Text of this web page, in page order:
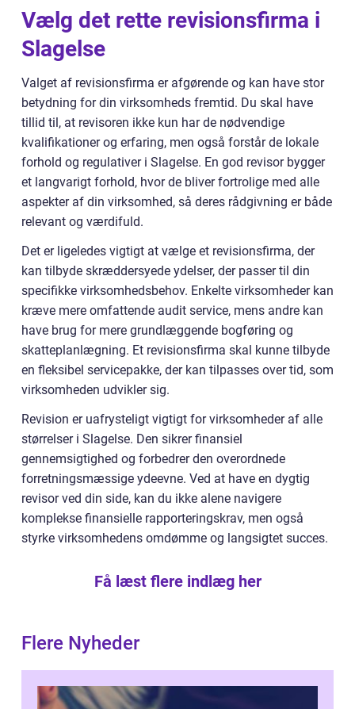
Vælg det rette revisionsfirma i
Slagelse
Valget af revisionsfirma er afgørende og kan have stor
betydning for din virksomheds fremtid. Du skal have
tillid til, at revisoren ikke kun har de nødvendige
kvalifikationer og erfaring, men også forstår de lokale
forhold og regulativer i Slagelse. En god revisor bygger
et langvarigt forhold, hvor de bliver fortrolige med alle
aspekter af din virksomhed, så deres rådgivning er både
relevant og værdifuld.
Det er ligeledes vigtigt at vælge et revisionsfirma, der
kan tilbyde skræddersyede ydelser, der passer til din
specifikke virksomhedsbehov. Enkelte virksomheder kan
kræve mere omfattende audit service, mens andre kan
have brug for mere grundlæggende bogføring og
skatteplanlægning. Et revisionsfirma skal kunne tilbyde
en fleksibel servicepakke, der kan tilpasses over tid, som
virksomheden udvikler sig.
Revision er uafrysteligt vigtigt for virksomheder af alle
størrelser i Slagelse. Den sikrer finansiel
gennemsigtighed og forbedrer den overordnede
forretningsmæssige ydeevne. Ved at have en dygtig
revisor ved din side, kan du ikke alene navigere
komplekse finansielle rapporteringskrav, men også
styrke virksomhedens omdømme og langsigtet succes.
Få læst flere indlæg her
Flere Nyheder